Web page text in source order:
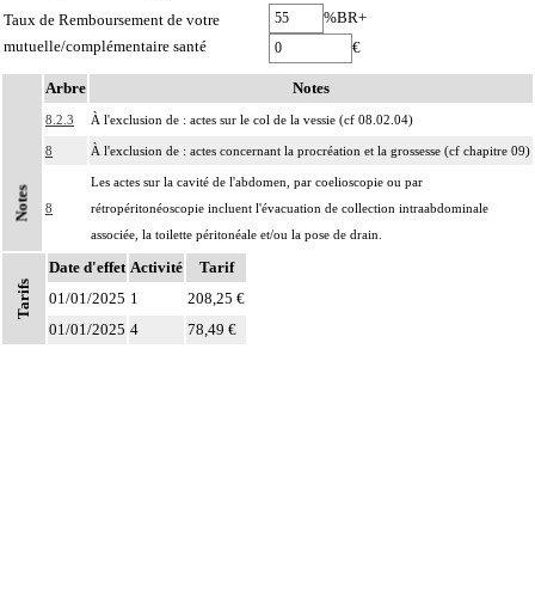
Taux de Remboursement de votre
mutuelle/complémentaire santé
%BR+
€
Notes
Arbre Notes
8.2.3 À l'exclusion de : actes sur le col de la vessie (cf 08.02.04)
8 À l'exclusion de : actes concernant la procréation et la grossesse (cf chapitre 09)
8
Les actes sur la cavité de l'abdomen, par coelioscopie ou par
rétropéritonéoscopie incluent l'évacuation de collection intraabdominale
associée, la toilette péritonéale et/ou la pose de drain.
8
Les actes sur la cavité de l'abdomen, par abord direct incluent l'évacuation de
collection intraabdominale associée, la toilette péritonéale et/ou la pose de
Tarifs
Date d'effet Activité
Tarif
01/01/2025 1
208,25 €
01/01/2025 4 78,49 €